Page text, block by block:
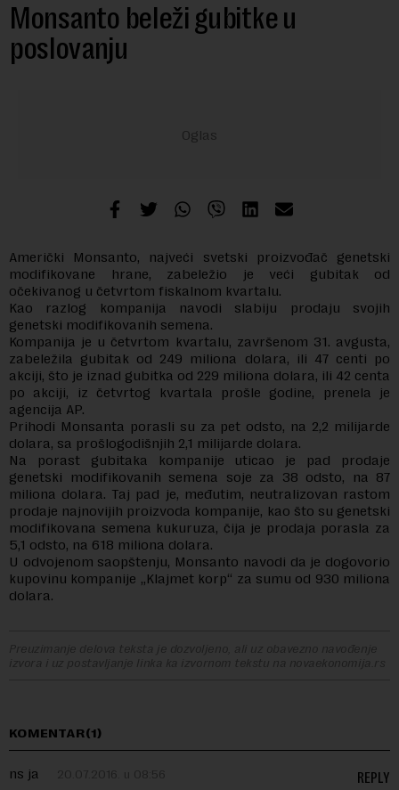
Monsanto beleži gubitke u
poslovanju
Američki Monsanto, najveći svetski proizvođač genetski
modifikovane hrane, zabeležio je veći gubitak od
očekivanog u četvrtom fiskalnom kvartalu.
Kao razlog kompanija navodi slabiju prodaju svojih
genetski modifikovanih semena.
Kompanija je u četvrtom kvartalu, završenom 31. avgusta,
zabeležila gubitak od 249 miliona dolara, ili 47 centi po
akciji, što je iznad gubitka od 229 miliona dolara, ili 42 centa
po akciji, iz četvrtog kvartala prošle godine, prenela je
agencija AP.
Prihodi Monsanta porasli su za pet odsto, na 2,2 milijarde
dolara, sa prošlogodišnjih 2,1 milijarde dolara.
Na porast gubitaka kompanije uticao je pad prodaje
genetski modifikovanih semena soje za 38 odsto, na 87
miliona dolara. Taj pad je, međutim, neutralizovan rastom
prodaje najnovijih proizvoda kompanije, kao što su genetski
modifikovana semena kukuruza, čija je prodaja porasla za
5,1 odsto, na 618 miliona dolara.
U odvojenom saopštenju, Monsanto navodi da je dogovorio
kupovinu kompanije „Klajmet korp“ za sumu od 930 miliona
dolara.
Preuzimanje delova teksta je dozvoljeno, ali uz obavezno navođenje
izvora i uz postavljanje linka ka izvornom tekstu na novaekonomija.rs
KOMENTAR(1)
ns ja 20.07.2016. u 08:56 REPLY